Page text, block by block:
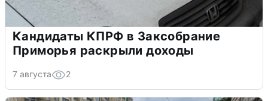
Кандидаты КПРФ в Заксобрание
Приморья раскрыли доходы
7 августа 2